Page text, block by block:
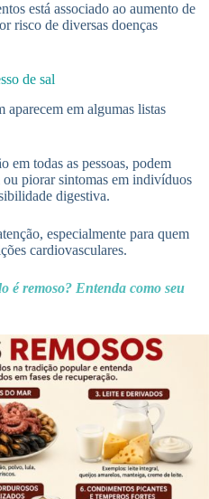
está associado ao aumento de
risco de diversas doenças
de sal
aparecem em algumas listas
em todas as pessoas, podem
piorar sintomas em indivíduos
digestiva.
especialmente para quem
cardiovasculares.
é remoso? Entenda como seu